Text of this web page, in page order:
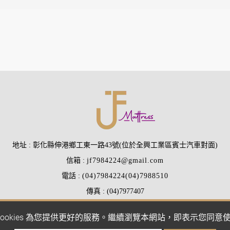
為您提供更好的服務。繼續瀏覽本網站，即表示您同意
地址
彰化縣伸港鄉工東一路43號(位於全興工業區賓士汽車對面)
信箱
jf7984224@gmail.com
電話
(04)7984224(04)7988510
傳真
(04)7977407